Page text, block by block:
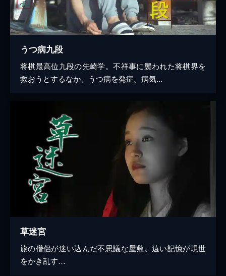
うつ病九段
将棋最高位九段の先崎学。不祥事に襲われた将棋界を
救おうとするなか、うつ病を発症。病気...
草迷宮
旅の僧侶が迷い込んだ不思議な屋敷。遠い記憶が現世
をかき乱す…